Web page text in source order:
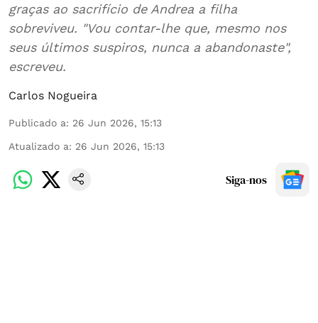
graças ao sacrifício de Andrea a filha
sobreviveu. "Vou contar-lhe que, mesmo nos
seus últimos suspiros, nunca a abandonaste",
escreveu.
Carlos Nogueira
Publicado a: 26 Jun 2026, 15:13
Atualizado a: 26 Jun 2026, 15:13
Siga-nos